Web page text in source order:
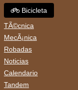
Bicicleta
TÃ©cnica
MecÃ¡nica
Robadas
Noticias
Calendario
Tandem